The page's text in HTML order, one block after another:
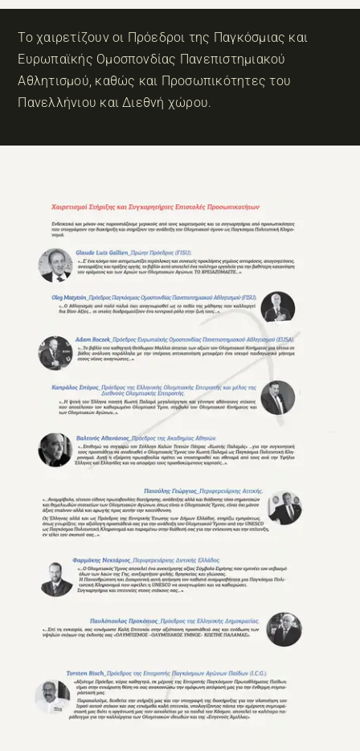
Το χαιρετίζουν οι Πρόεδροι της Παγκόσμιας και
Ευρωπαϊκής Ομοσπονδίας Πανεπιστημιακού
Αθλητισμού, καθώς και Προσωπικότητες του
Πανελλήνιου και Διεθνή χώρου.